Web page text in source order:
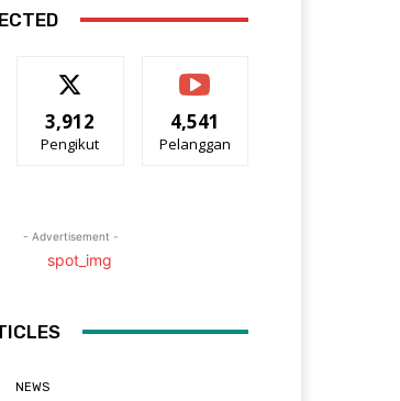
3,912
Pengikut
4,541
Pelanggan
- Advertisement -
NEWS